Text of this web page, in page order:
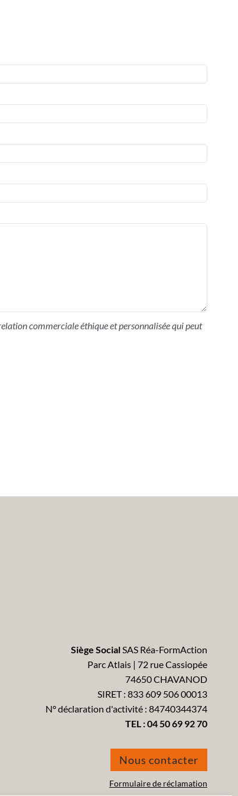
commerciale éthique et personnalisée qui peut
Siège SocialSAS Réa-FormAction
Parc Atlais | 72 rue Cassiopée
74650 CHAVANOD
SIRET : 833 609 506 00013
N° déclaration d'activité : 84740344374
TEL :04 50 69 92 70
Nous contacter
Formulaire de réclamation